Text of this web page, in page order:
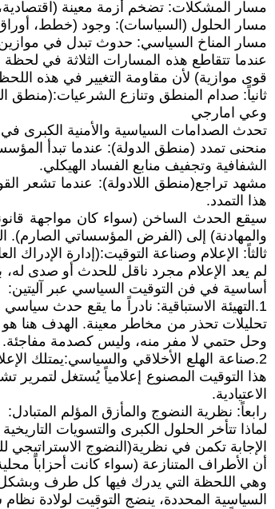
مسار المشكلات: تضخم أزمة معينة (اقتصادية،
مسار الحلول (السياسات): وجود (خطط، أوراق
مسار المناخ السياسي: حدوث تبدل في موازين
عندما تتقاطع هذه المسارات الثلاثة في
قوى موازية) لأن مقاومة التغيير في هذه
ثانياً: صدام المنطق وتنازع الشرعيات:(منطق
وعي امارجي
تحدث الصدامات السياسية والأمنية الكبرى في
منحنى تمدد (منطق الدولة): عندما تبدأ
الشفافية وتجفيف منابع الفساد الهيكلي.
مشهد تراجع(منطق اللادولة): عندما تشعر
هذا التمدد.
سيقع الحدث الساخن (سواء كان مواجهة
والمهادنة) إلى (الفرض المؤسساتي الصارم).
ثالثاً: الإعلام وصناعة التوقيت:(إدارة الإدراك
لم يعد الإعلام مجرد ناقل للحدث أو صدى
أساسية في فن التوقيت السياسي عبر آليتين:
1.التهيئة الاستباقية: نادراً ما يقع حدث
تحليلات تحذر من مخاطر معينة. الهدف هنا هو
وحل حتمي لا مفر منه، وليس كصدمة مفاجئة.
2.صناعة الهلع الأخلاقي والسياسي:يمتلك
هذا التوقيت المصنوع إعلامياً يُستغل لتمرير
الاعتيادية.
رابعاً: نظرية النضوج والمأزق المؤلم المتبادل:
لماذا تتأخر الحلول الكبرى والتسويات
الإجابة تكمن في نظرية(النضوج الاستراتيجي
أن الأطراف المتنازعة (سواء كانت أحزاباً
وهي اللحظة التي يدرك فيها كل طرف وبشكل
السياسية المحددة، ينضج التوقيت لولادة